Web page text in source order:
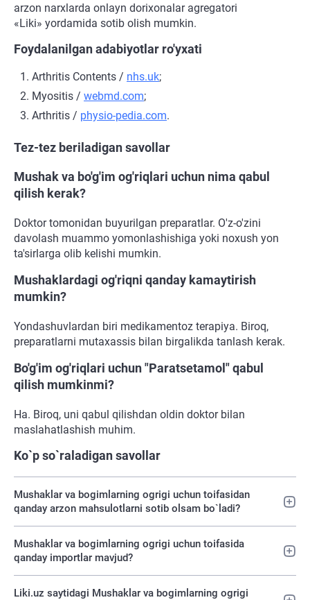
arzon narxlarda onlayn dorixonalar agregatori
«Liki» yordamida sotib olish mumkin.
Foydalanilgan adabiyotlar ro'yxati
Arthritis Contents / nhs.uk;
Myositis / webmd.com;
Arthritis / physio-pedia.com.
Tez-tez beriladigan savollar
Mushak va bo'g'im og'riqlari uchun nima qabul
qilish kerak?
Doktor tomonidan buyurilgan preparatlar. O'z-o'zini
davolash muammo yomonlashishiga yoki noxush yon
ta'sirlarga olib kelishi mumkin.
Mushaklardagi og'riqni qanday kamaytirish
mumkin?
Yondashuvlardan biri medikamentoz terapiya. Biroq,
preparatlarni mutaxassis bilan birgalikda tanlash kerak.
Bo'g'im og'riqlari uchun "Paratsetamol" qabul
qilish mumkinmi?
Ha. Biroq, uni qabul qilishdan oldin doktor bilan
maslahatlashish muhim.
Ko`p so`raladigan savollar
Mushaklar va bogimlarning ogrigi uchun toifasidan
qanday arzon mahsulotlarni sotib olsam bo`ladi?
Mushaklar va bogimlarning ogrigi uchun toifasida
qanday importlar mavjud?
Liki.uz saytidagi Mushaklar va bogimlarning ogrigi